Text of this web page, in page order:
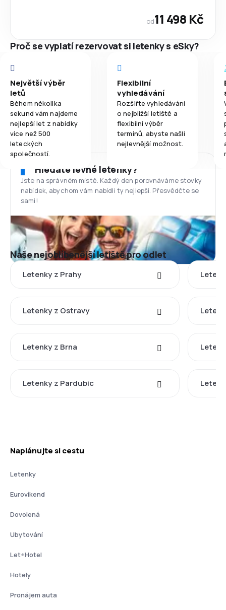
od11 498 Kč
Proč se vyplatí rezervovat si letenky s eSky?
Největší výběr
letů
Během několika
sekund vám najdeme
nejlepší let z nabídky
více než 500
leteckých
společností.
Flexibilní
vyhledávání
Rozšiřte vyhledávání
o nejbližší letiště a
flexibilní výběr
termínů, abyste našli
nejlevnější možnost.
Hledáte levné letenky?
Jste na správném místě. Každý den porovnáváme stovky
nabídek, abychom vám nabídli ty nejlepší. Přesvědčte se
sami!
Naše nejoblíbenější letiště pro odlet
Letenky z Prahy
Letenky z Ostravy
Letenky z Brna
Letenky z Pardubic
Naplánujte si cestu
Letenky
Eurovíkend
Dovolená
Ubytování
Let+Hotel
Hotely
Pronájem auta